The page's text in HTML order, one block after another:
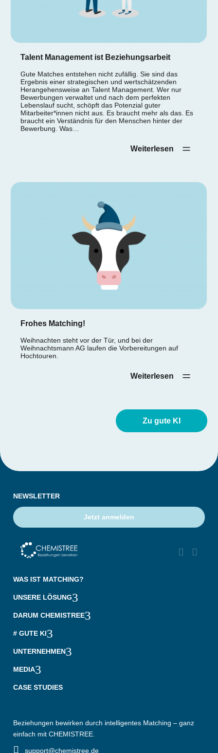
Talent Management ist Beziehungsarbeit
Gute Matches entstehen nicht zufällig. Sie sind das
Ergebnis einer strategischen und wertschätzenden
Herangehensweise an Talent Management. Wer nur
Bewerbungen verwaltet und nach dem perfekten
Lebenslauf sucht, schöpft das Potenzial guter
Mitarbeiter*innen nicht aus. Es braucht mehr als das. Es
braucht ein Verständnis für den Menschen hinter der
Bewerbung. Was…
Weiterlesen‎ ‎ ‎ ‎ ‎
Frohes Matching!
Weihnachten steht vor der Tür, und bei der
Weihnachtsmann AG laufen die Vorbereitungen auf
Hochtouren.
Weiterlesen‎ ‎ ‎ ‎ ‎
Zu gute KI
NEWSLETTER
Jetzt anmelden
 
WAS IST MATCHING?
UNSERE LÖSUNG3
DARUM CHEMISTREE3
# GUTE KI3
UNTERNEHMEN3
MEDIA3
CASE STUDIES
Beziehungen bewirken durch intelligentes Matching – ganz
einfach mit CHEMISTREE.
 ‎ ‎ ‎ support@chemistree.de